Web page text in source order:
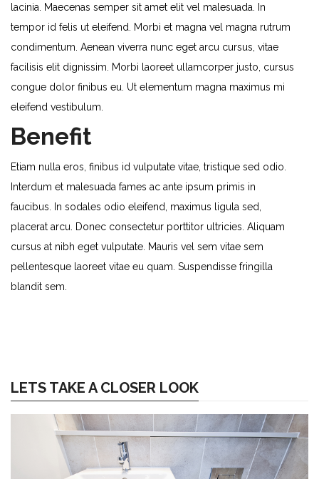
lacinia. Maecenas semper sit amet elit vel malesuada. In
tempor id felis ut eleifend. Morbi et magna vel magna rutrum
condimentum. Aenean viverra nunc eget arcu cursus, vitae
facilisis elit dignissim. Morbi laoreet ullamcorper justo, cursus
congue dolor finibus eu. Ut elementum magna maximus mi
eleifend vestibulum.
Benefit
Etiam nulla eros, finibus id vulputate vitae, tristique sed odio.
Interdum et malesuada fames ac ante ipsum primis in
faucibus. In sodales odio eleifend, maximus ligula sed,
placerat arcu. Donec consectetur porttitor ultricies. Aliquam
cursus at nibh eget vulputate. Mauris vel sem vitae sem
pellentesque laoreet vitae eu quam. Suspendisse fringilla
blandit sem.
LETS TAKE A CLOSER LOOK